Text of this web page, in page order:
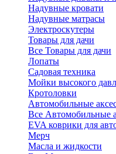
Надувные кровати
Надувные матрасы
Электроскутеры
Товары для дачи
Все Товары для дачи
Лопаты
Садовая техника
Мойки высокого
Кротоловки
Автомобильные
Все Автомобильные
EVA коврики для
Мерч
Масла и жидкости